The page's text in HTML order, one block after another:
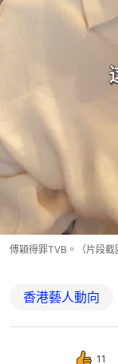
傅穎得罪TVB。（片段截
香港藝人動向
11